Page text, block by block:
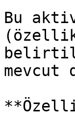
Bu
mevcut